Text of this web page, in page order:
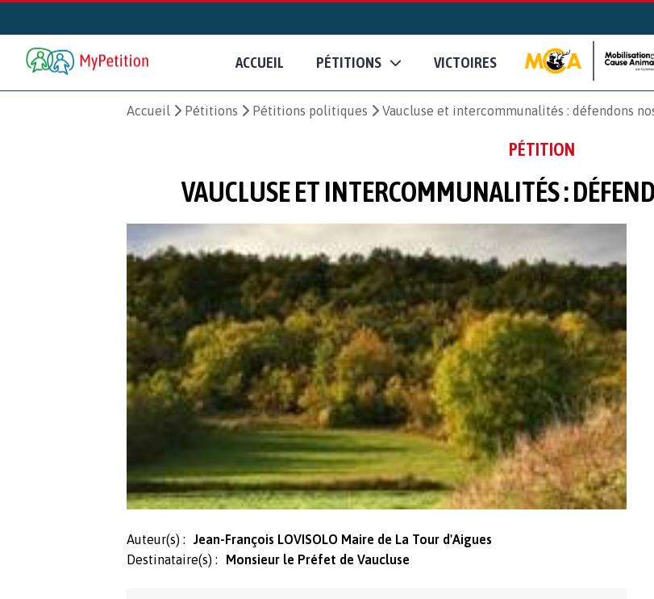
ACCUEIL PÉTITIONS VICTOIRES
Accueil Pétitions Pétitions politiques Vaucluse et intercommunalités : défendons
PÉTITION
VAUCLUSE ET INTERCOMMUNALITÉS :
Auteur(s) :
Jean-François LOVISOLO Maire de La Tour d'Aigues
Destinataire(s) :
Monsieur le Préfet de Vaucluse